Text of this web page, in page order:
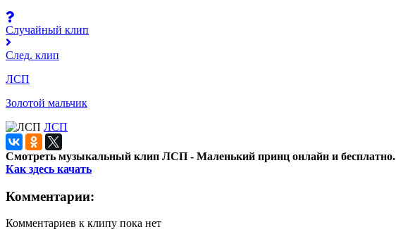
Случайный клип
След. клип
ЛСП
Золотой мальчик
ЛСП
Смотреть музыкальный клип ЛСП - Маленький принц онлайн и бесплатно.
Как здесь качать
Комментарии:
Комментариев к клипу пока нет